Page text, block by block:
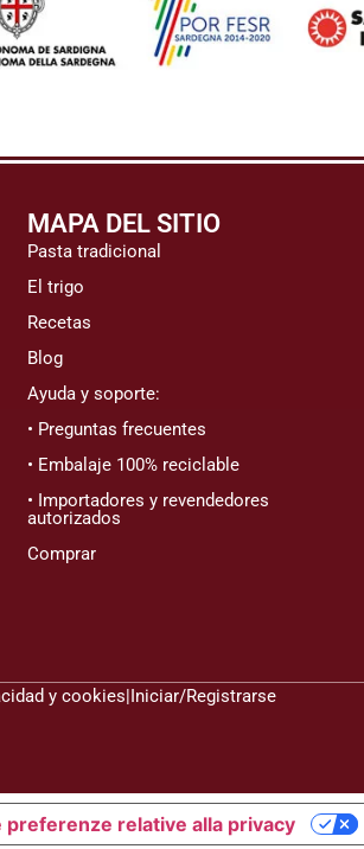
MAPA DEL SITIO
Pasta tradicional
El trigo
Recetas
Blog
Ayuda y soporte:
• Preguntas frecuentes
• Embalaje 100% reciclable
• Importadores y revendedores
autorizados
Comprar
y cookies|Iniciar/Registrarse
preferenze relative alla privacy